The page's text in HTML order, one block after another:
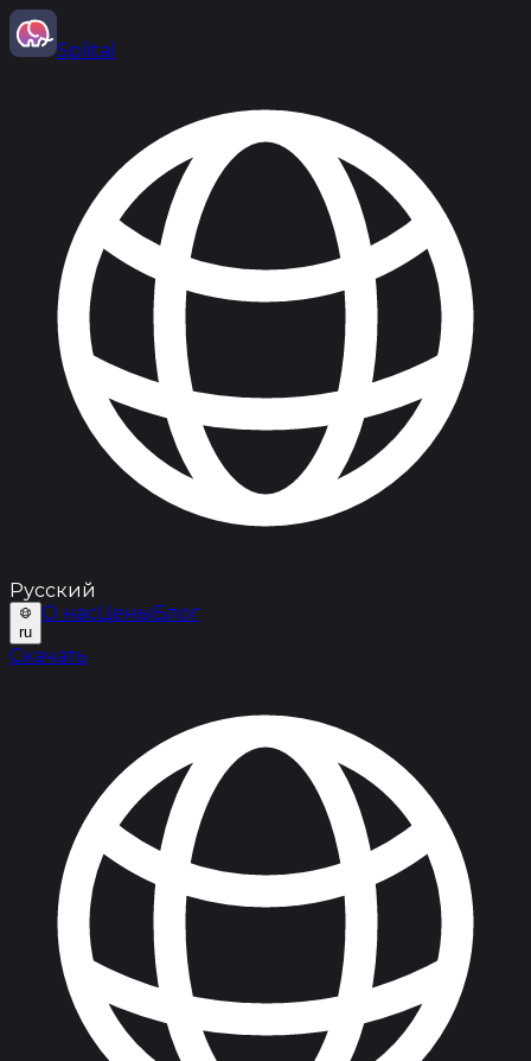
Splital
Русский
ru
О насЦеныБлог
Скачать